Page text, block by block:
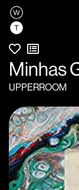
Minhas
UPPERROOM